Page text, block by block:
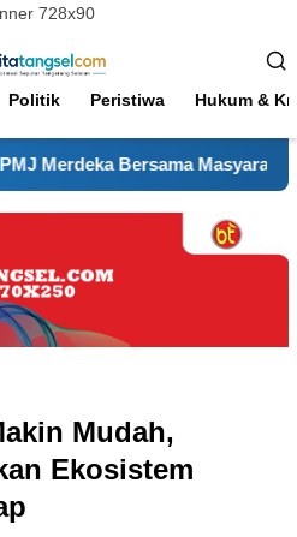
Politik Peristiwa Hukum &
Bersama Masyarakat 2026
Mudah,
Ekosistem